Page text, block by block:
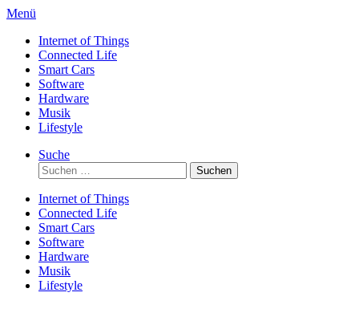
Direkt
Inhalt
Menü
Internet of Things
Connected Life
Smart Cars
Software
Hardware
Musik
Lifestyle
Suche
Suchen
nach:
Internet of Things
Connected Life
Smart Cars
Software
Hardware
Musik
Lifestyle